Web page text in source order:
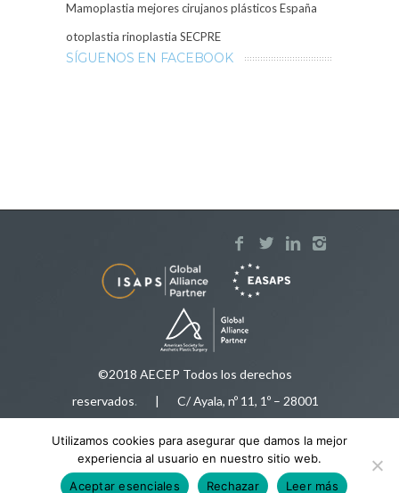
Mamoplastia mejores cirujanos plásticos España
otoplastia rinoplastia SECPRE
SÍGUENOS EN FACEBOOK
©2018 AECEP Todos los derechos
reservados. | C/ Ayala, nº 11, 1º – 28001
Tfnos:91 575 50 35/ 616 92 78 34|
aecep@aecep.es
Utilizamos cookies para asegurar que damos la mejor
experiencia al usuario en nuestro sitio web.
Aceptar esenciales
Rechazar Leer más